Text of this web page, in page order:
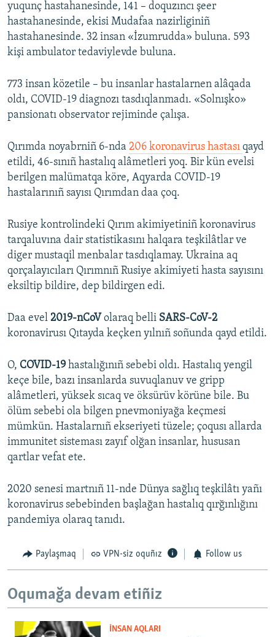
yuqunç hastahanesinde, 141 – doquzıncı şeer
hastahanesinde, ekisi Mudafaa nazirliginiñ
hastahanesinde. 32 insan «İzumrudda» buluna. 593
kişi ambulator tedaviylevde buluna.
773 insan közetile – bu insanlar hastalarnen alâqada
oldı, COVID-19 diagnozı tasdıqlanmadı. «Solnışko»
pansionatı observator rejiminde çalışa.
Qırımda noyabrniñ 6-nda 206 koronavirus hastası qayd
etildi, 46-sınıñ hastalıq alâmetleri yoq. Bir kün evelsi
berilgen malümatqa köre, Aqyarda COVID-19
hastalarınıñ sayısı Qırımdan daa çoq.
Rusiye kontrolindeki Qırım akimiyetiniñ koronavirus
tarqaluvına dair statistikasını halqara teşkilâtlar ve
diger mustaqil menbalar tasdıqlamay. Ukraina aq
qorçalayıcıları Qırımnıñ Rusiye akimiyeti hasta sayısını
eksiltip bildire, dep bildirgen edi.
Daa evel 2019-nCoV olaraq belli SARS-CoV-2
koronavirusı Qıtayda keçken yılnıñ soñunda qayd etildi.
O, COVID-19 hastalığınıñ sebebi oldı. Hastalıq yengil
keçe bile, bazı insanlarda suvuqlanuv ve gripp
alâmetleri, yüksek sıcaq ve öksürüv körüne bile. Bu
ölüm sebebi ola bilgen pnevmoniyağa keçmesi
mümkün. Hastalarnıñ ekseriyeti tüzele; çoqusı allarda
immunitet sisteması zayıf olğan insanlar, hususan
qartlar vefat ete.
2020 senesi martnıñ 11-nde Dünya sağlıq teşkilâtı yañı
koronavirus sebebinden başlağan hastalıq qırğınlığını
pandemiya olaraq tanıdı.
Paylaşmaq VPN-siz oquñız Follow us
Oqumağa devam etiñiz
İNSAN AQLARI